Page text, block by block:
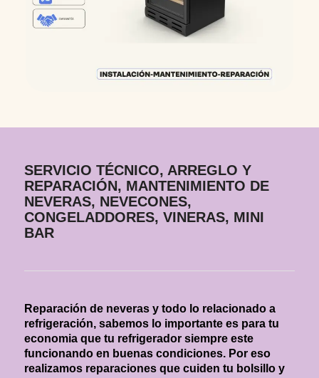
SERVICIO TÉCNICO, ARREGLO Y
REPARACIÓN, MANTENIMIENTO DE
NEVERAS, NEVECONES,
CONGELADDORES, VINERAS, MINI
BAR
Reparación de neveras y todo lo relacionado a
refrigeración, sabemos lo importante es para tu
economia que tu refrigerador siempre este
funcionando en buenas condiciones. Por eso
realizamos reparaciones que cuiden tu bolsillo y